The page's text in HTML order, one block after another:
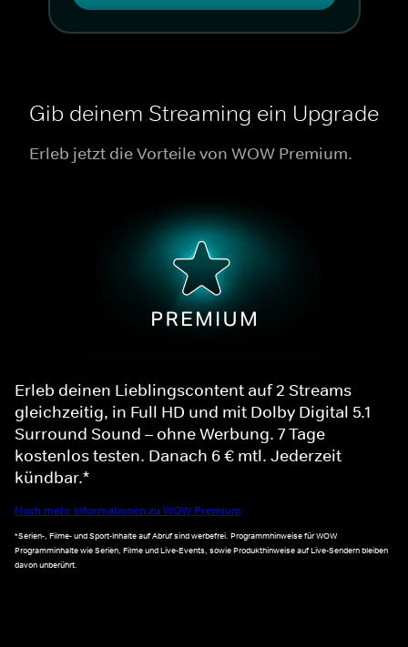
Gib deinem Streaming ein Upgrade
Erleb jetzt die Vorteile von WOW Premium.
Erleb deinen Lieblingscontent auf 2 Streams
gleichzeitig, in Full HD und mit Dolby Digital 5.1
Surround Sound – ohne Werbung. 7 Tage
kostenlos testen. Danach 6 € mtl. Jederzeit
kündbar.*
Noch mehr Informationen zu WOW Premium
*Serien-, Filme- und Sport-Inhalte auf Abruf sind werbefrei. Programmhinweise für WOW
Programminhalte wie Serien, Filme und Live-Events, sowie Produkthinweise auf Live-Sendern bleiben
davon unberührt.